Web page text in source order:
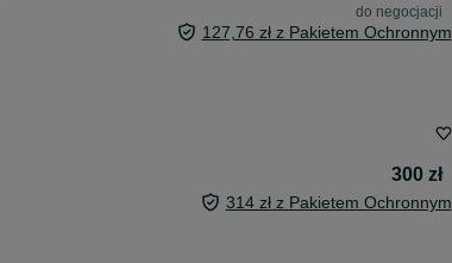
do negocjacji
127,76 zł z Pakietem Ochronnym
300 zł
314 zł z Pakietem Ochronnym